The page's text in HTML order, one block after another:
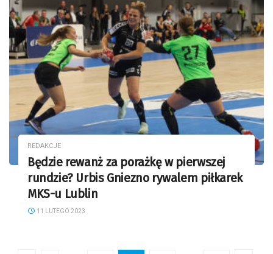
REDAKCJE
Będzie rewanż za porażkę w pierwszej
rundzie? Urbis Gniezno rywalem piłkarek
MKS-u Lublin
11 LUTEGO 2023